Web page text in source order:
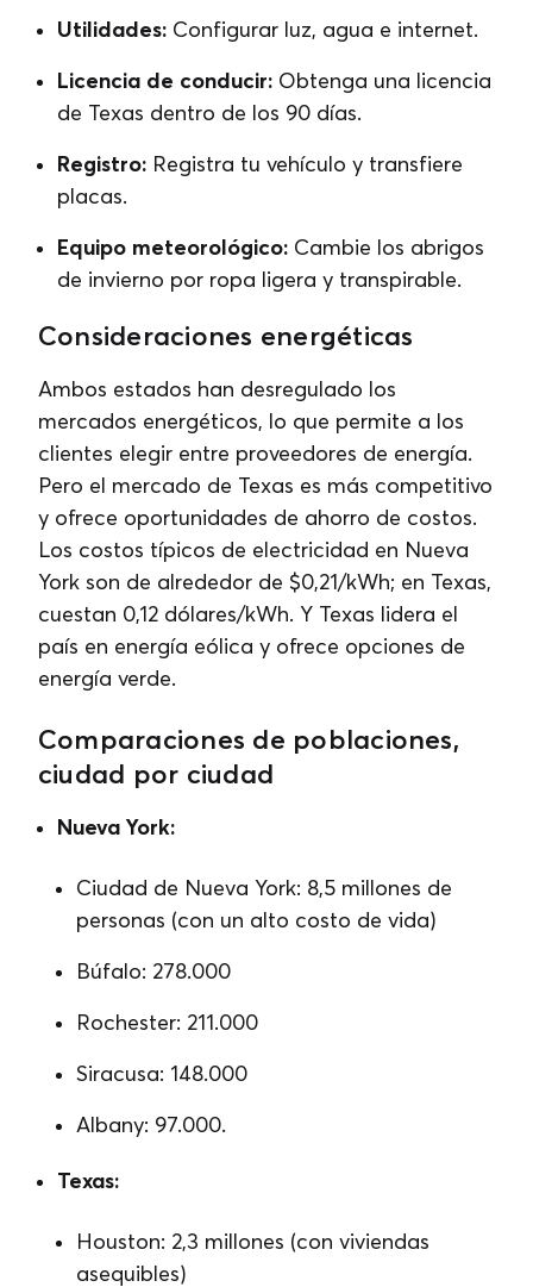
Utilidades: Configurar luz, agua e internet.
Licencia de conducir: Obtenga una licencia
de Texas dentro de los 90 días.
Registro: Registra tu vehículo y transfiere
placas.
Equipo meteorológico: Cambie los abrigos
de invierno por ropa ligera y transpirable.
Consideraciones energéticas
Ambos estados han desregulado los
mercados energéticos, lo que permite a los
clientes elegir entre proveedores de energía.
Pero el mercado de Texas es más competitivo
y ofrece oportunidades de ahorro de costos.
Los costos típicos de electricidad en Nueva
York son de alrededor de $0,21/kWh; en Texas,
cuestan 0,12 dólares/kWh. Y Texas lidera el
país en energía eólica y ofrece opciones de
energía verde.
Comparaciones de poblaciones,
ciudad por ciudad
Nueva York:
Ciudad de Nueva York: 8,5 millones de
personas (con un alto costo de vida)
Búfalo: 278.000
Rochester: 211.000
Siracusa: 148.000
Albany: 97.000.
Texas:
Houston: 2,3 millones (con viviendas
asequibles)